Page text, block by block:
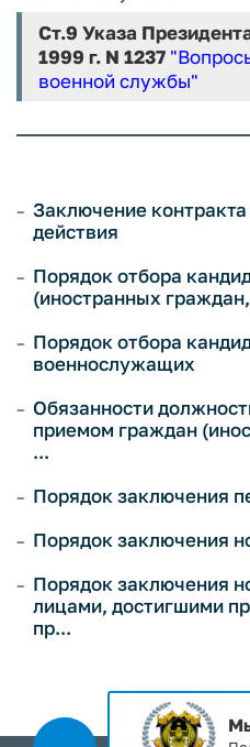
Ст.9 Указа
1999 г. N 1237
военной службы"
Заключение
действия
Порядок отбора
(иностранных
Порядок отбора
военнослужащих
Обязанности
приемом граждан
...
Порядок заключения
Порядок заключения
Порядок заключения
лицами, достигшими
пр...